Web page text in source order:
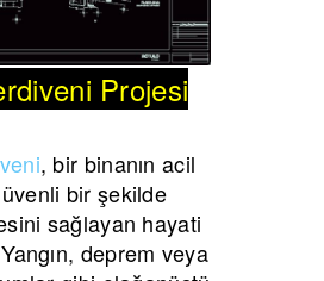
Projesi
, bir binanın acil
bir şekilde
sağlayan hayati
deprem veya